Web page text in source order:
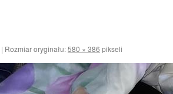
| Rozmiar oryginału:580 × 386 pikseli